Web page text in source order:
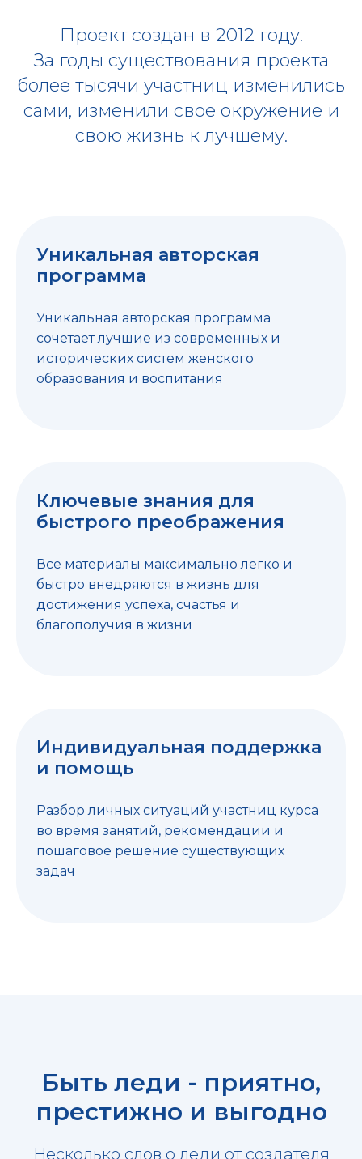
Проект создан в 2012 году.
За годы существования проекта
более тысячи участниц изменились
сами, изменили свое окружение и
свою жизнь к лучшему.
Уникальная авторская
программа
Уникальная авторская программа
сочетает лучшие из современных и
исторических систем женского
образования и воспитания
Ключевые знания для
быстрого преображения
Все материалы максимально легко и
быстро внедряются в жизнь для
достижения успеха, счастья и
благополучия в жизни
Индивидуальная поддержка
и помощь
Разбор личных ситуаций участниц курса
во время занятий, рекомендации и
пошаговое решение существующих
задач
Быть леди - приятно,
престижно и выгодно
Несколько слов о леди от создателя